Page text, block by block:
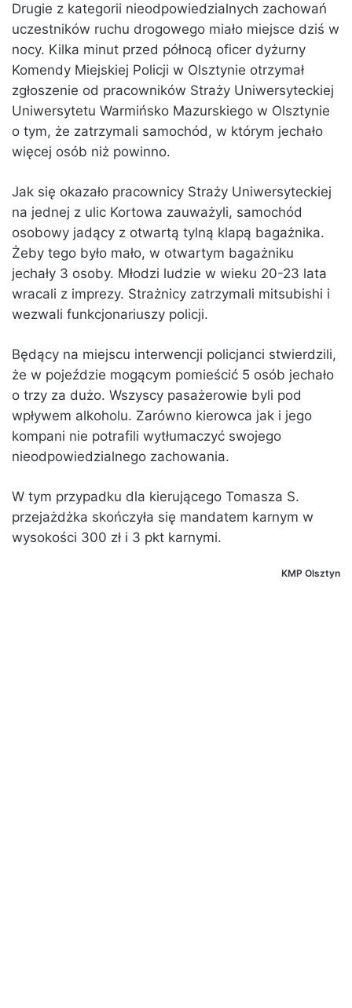
Drugie z kategorii nieodpowiedzialnych zachowań
uczestników ruchu drogowego miało miejsce dziś w
nocy. Kilka minut przed północą oficer dyżurny
Komendy Miejskiej Policji w Olsztynie otrzymał
zgłoszenie od pracowników Straży Uniwersyteckiej
Uniwersytetu Warmińsko Mazurskiego w Olsztynie
o tym, że zatrzymali samochód, w którym jechało
więcej osób niż powinno.
Jak się okazało pracownicy Straży Uniwersyteckiej
na jednej z ulic Kortowa zauważyli, samochód
osobowy jadący z otwartą tylną klapą bagażnika.
Żeby tego było mało, w otwartym bagażniku
jechały 3 osoby. Młodzi ludzie w wieku 20-23 lata
wracali z imprezy. Strażnicy zatrzymali mitsubishi i
wezwali funkcjonariuszy policji.
Będący na miejscu interwencji policjanci stwierdzili,
że w pojeździe mogącym pomieścić 5 osób jechało
o trzy za dużo. Wszyscy pasażerowie byli pod
wpływem alkoholu. Zarówno kierowca jak i jego
kompani nie potrafili wytłumaczyć swojego
nieodpowiedzialnego zachowania.
W tym przypadku dla kierującego Tomasza S.
przejażdżka skończyła się mandatem karnym w
wysokości 300 zł i 3 pkt karnymi.
KMP Olsztyn